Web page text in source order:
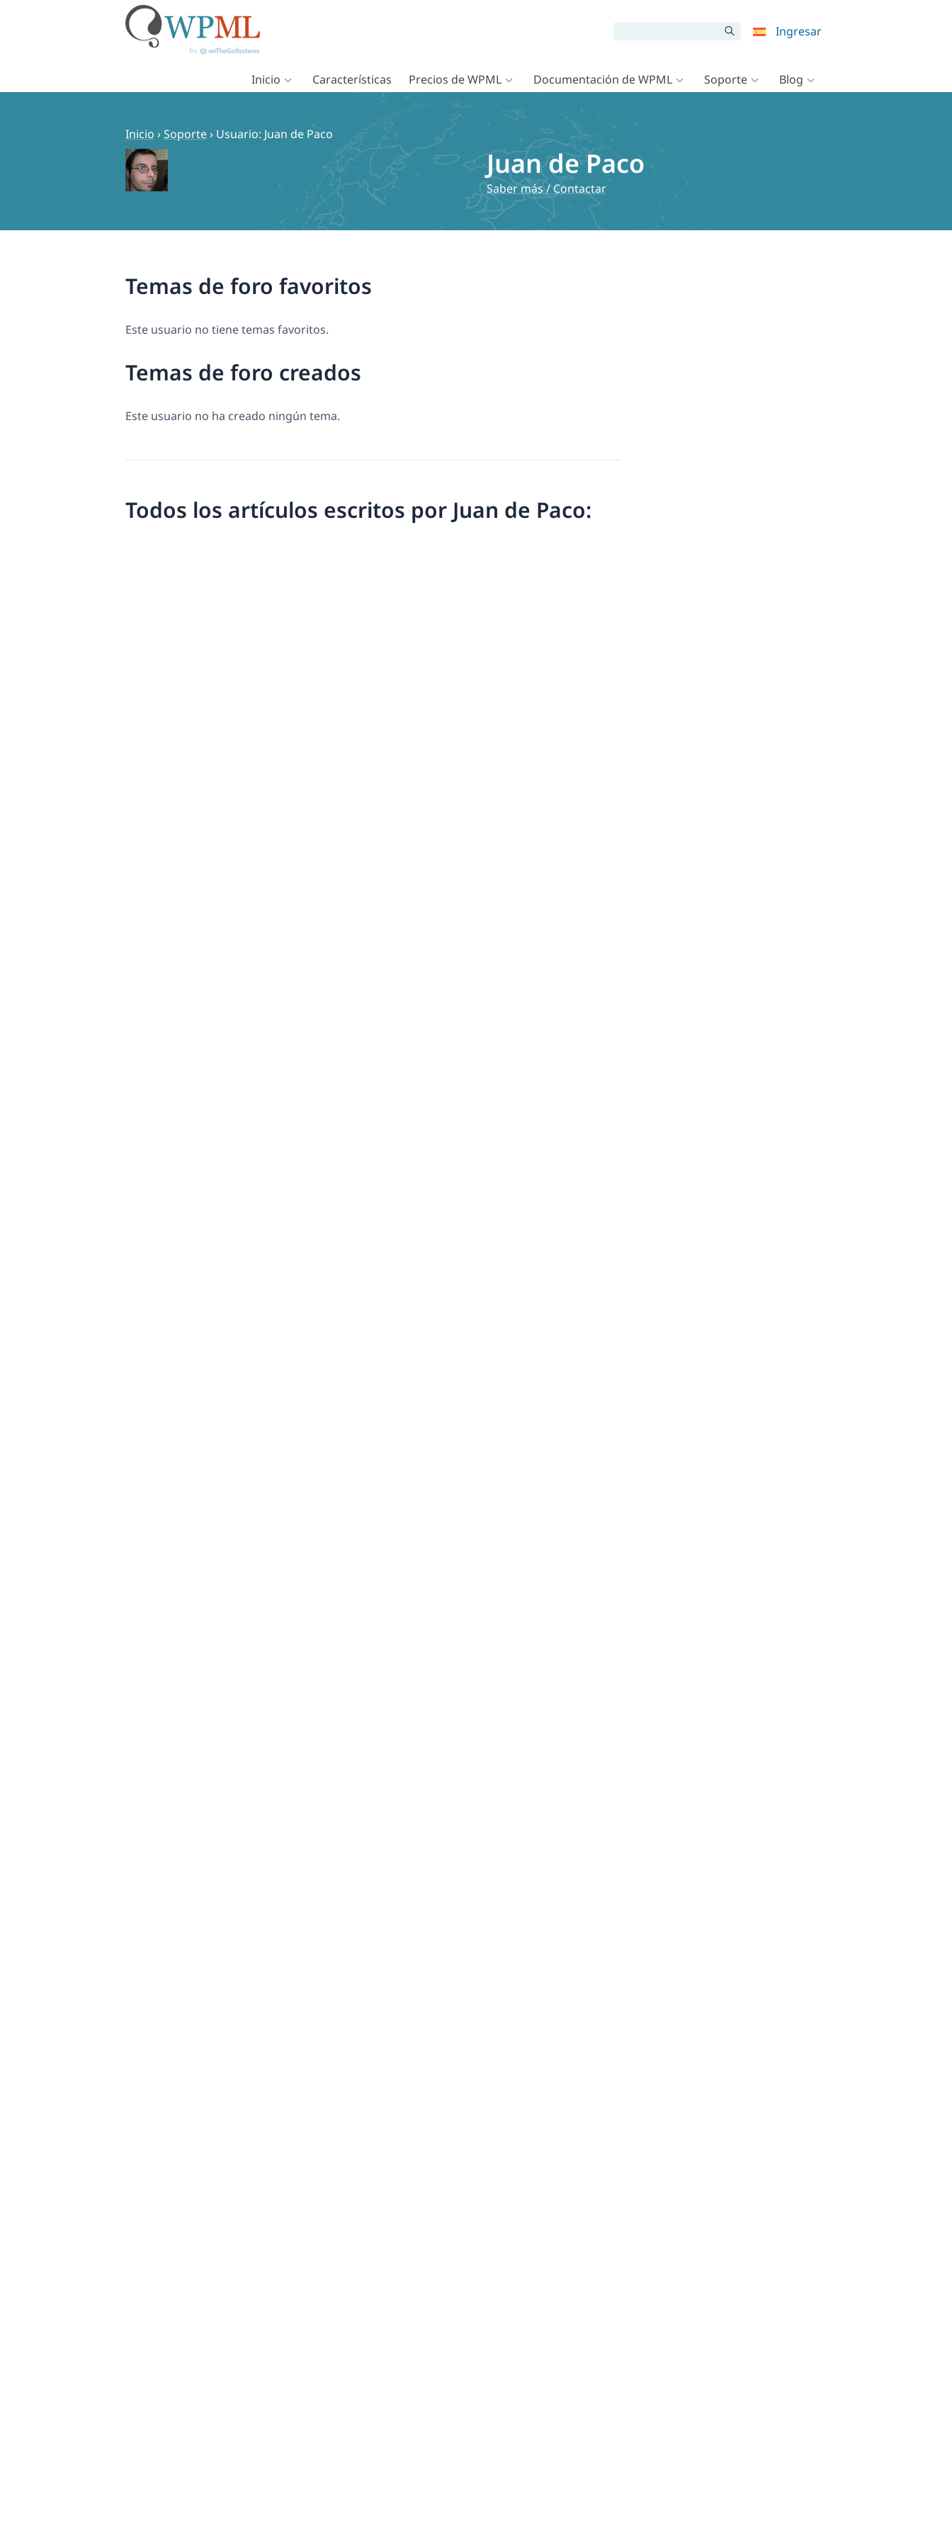
Ingresar
Inicio Características Precios de WPML Documentación de WPML Soporte Blog
Inicio ›Soporte› Usuario: Juan de Paco
Juan de Paco
Saber más / Contactar
Temas de foro favoritos
Este usuario no tiene temas favoritos.
Temas de foro creados
Este usuario no ha creado ningún tema.
Todos los artículos escritos por Juan de Paco: